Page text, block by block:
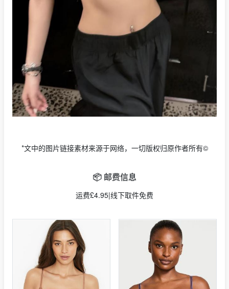
*文中的图片链接素材来源于网络，一切版权归原作者所有©
📦 邮费信息
运费£4.95|线下取件免费